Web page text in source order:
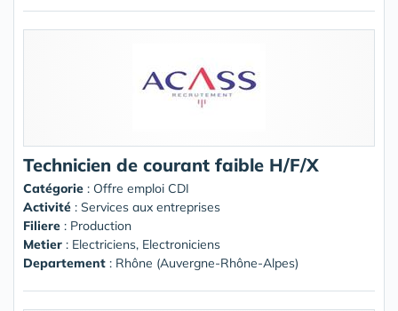
Technicien de courant faible H/F/X
Catégorie : Offre emploi CDI
Activité : Services aux entreprises
Filiere : Production
Metier : Electriciens, Electroniciens
Departement : Rhône (Auvergne-Rhône-Alpes)